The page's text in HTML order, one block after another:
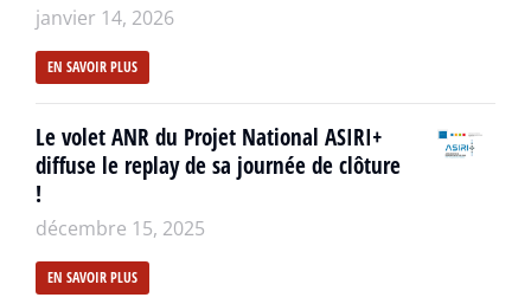
janvier 14, 2026
EN SAVOIR PLUS
Le volet ANR du Projet National ASIRI+
diffuse le replay de sa journée de clôture
!
décembre 15, 2025
EN SAVOIR PLUS